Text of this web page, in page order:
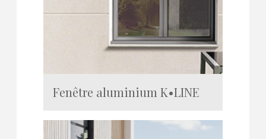
Fenêtre aluminium K•LINE